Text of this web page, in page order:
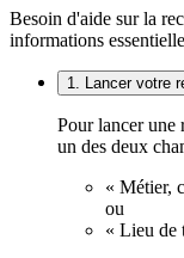
Besoin d'aide sur la
informations
1. Lancer votre
Pour lancer une
un des deux
« Métier,
ou
« Lieu de